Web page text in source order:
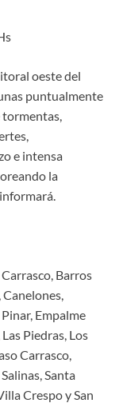
oeste del
puntualmente
tormentas,
e intensa
la
Barros
Empalme
Piedras, Los
Carrasco,
Santa
Crespo y San